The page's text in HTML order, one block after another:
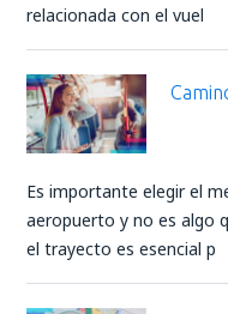
relacionada con el vuel
Es importante elegir el
aeropuerto y no es algo
el trayecto es esencial p